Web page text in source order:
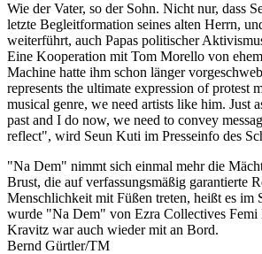
Wie der Vater, so der Sohn. Nicht nur, dass
letzte Begleitformation seines alten Herrn,
weiterführt, auch Papas politischer
Eine Kooperation mit Tom Morello von
Machine hatte ihm schon länger
represents the ultimate expression of protest
musical genre, we need artists like him. Just
past and I do now, we need to convey
reflect", wird Seun Kuti im Presseinfo des
"Na Dem" nimmt sich einmal mehr die
Brust, die auf verfassungsmäßig garantierte
Menschlichkeit mit Füßen treten, heißt es im
wurde "Na Dem" von Ezra Collectives
Kravitz war auch wieder mit an Bord.
Bernd Gürtler/TM